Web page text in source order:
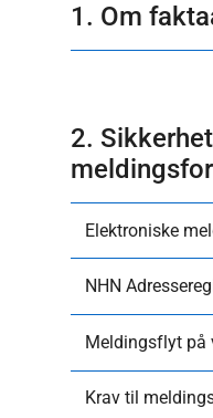
1. Om
2.
Elektroniske
NHN
Meldingsflyt på
Krav til